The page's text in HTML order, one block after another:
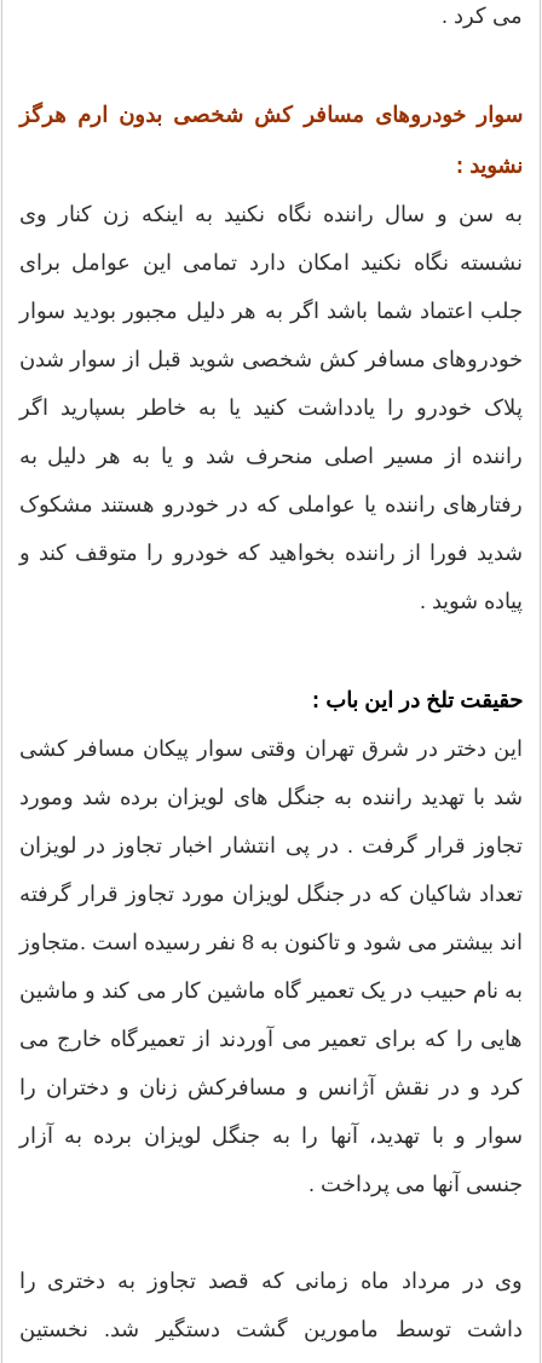
می کرد .
سوار خودروهای مسافر کش شخصی بدون ارم هرگز
نشوید :
به سن و سال راننده نگاه نکنید به اینکه زن کنار وی
نشسته نگاه نکنید امکان دارد تمامی این عوامل برای
جلب اعتماد شما باشد اگر به هر دلیل مجبور بودید سوار
خودروهای مسافر کش شخصی شوید قبل از سوار شدن
پلاک خودرو را یادداشت کنید یا به خاطر بسپارید اگر
راننده از مسیر اصلی منحرف شد و یا به هر دلیل به
رفتارهای راننده یا عواملی که در خودرو هستند مشکوک
شدید فورا از راننده بخواهید که خودرو را متوقف کند و
پیاده شوید .
حقیقت تلخ در این باب :
این دختر در شرق تهران وقتی سوار پیکان مسافر کشی
شد با تهدید راننده به جنگل های لویزان برده شد ومورد
تجاوز قرار گرفت . در پی انتشار اخبار تجاوز در لویزان
تعداد شاکیان که در جنگل لویزان مورد تجاوز قرار گرفته
اند بیشتر می شود و تاکنون به 8 نفر رسیده است .متجاوز
به نام حبیب در یک تعمیر گاه ماشین کار می کند و ماشین
هایی را که برای تعمیر می آوردند از تعمیرگاه خارج می
کرد و در نقش آژانس و مسافرکش زنان و دختران را
سوار و با تهدید، آنها را به جنگل لویزان برده به آزار
جنسی آنها می پرداخت .
وی در مرداد ماه زمانی که قصد تجاوز به دختری را
داشت توسط مامورین گشت دستگیر شد. نخستین